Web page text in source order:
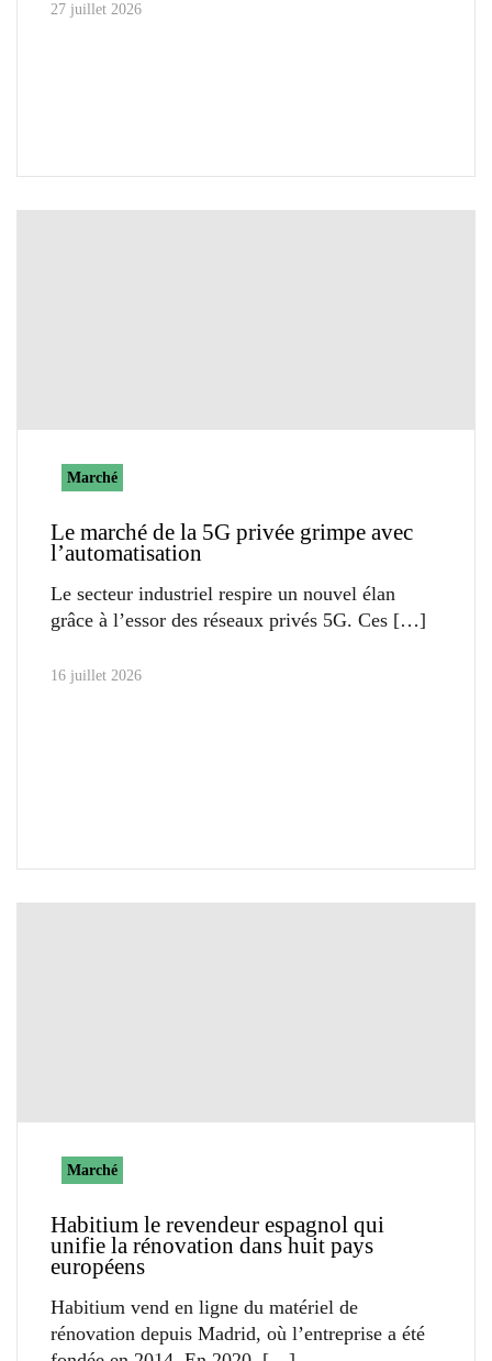
27 juillet 2026
Marché
Le marché de la 5G privée grimpe avec
l’automatisation
Le secteur industriel respire un nouvel élan
grâce à l’essor des réseaux privés 5G. Ces
16 juillet 2026
Marché
Habitium le revendeur espagnol qui
unifie la rénovation dans huit pays
européens
Habitium vend en ligne du matériel de
rénovation depuis Madrid, où l’entreprise a été